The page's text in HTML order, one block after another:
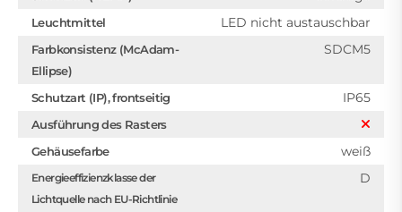
Leuchtmittel LED nicht austauschbar
Farbkonsistenz (McAdam-
Ellipse)
SDCM5
Schutzart (IP), frontseitig IP65
Ausführung des Rasters
Gehäusefarbe
weiß
Energieeffizienzklasse der
Lichtquelle nach EU-Richtlinie
D